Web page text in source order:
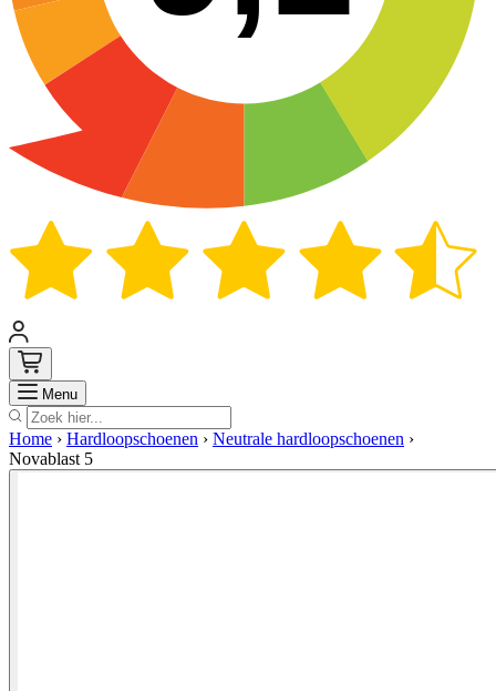
Menu Zoek
Home › Hardloopschoenen › Neutrale hardloopschoenen ›
Novablast 5